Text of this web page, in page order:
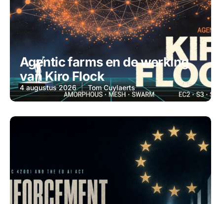
Agentic farms en de werking
van Kiro Flock
4 augustus 2026 Tom Cuylaerts